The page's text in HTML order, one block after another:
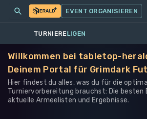
SPIEL·WARHAMMER 40K
MEINE EVENTS MEHR
EVENT ORGANISIEREN
TURNIERELIGEN
Willkommen bei tabletop-
Deinem Portal für Grimdark
Hier findest du alles, was du für die
Turniervorbereitung brauchst: Die besten
aktuelle Armeelisten und Ergebnisse.